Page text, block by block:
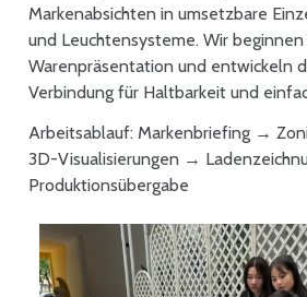
Markenabsichten in umsetzbare
und Leuchtensysteme. Wir
Warenpräsentation und entwickeln
Verbindung für Haltbarkeit und
Arbeitsablauf: Markenbriefing →
3D-Visualisierungen →
Produktionsübergabe